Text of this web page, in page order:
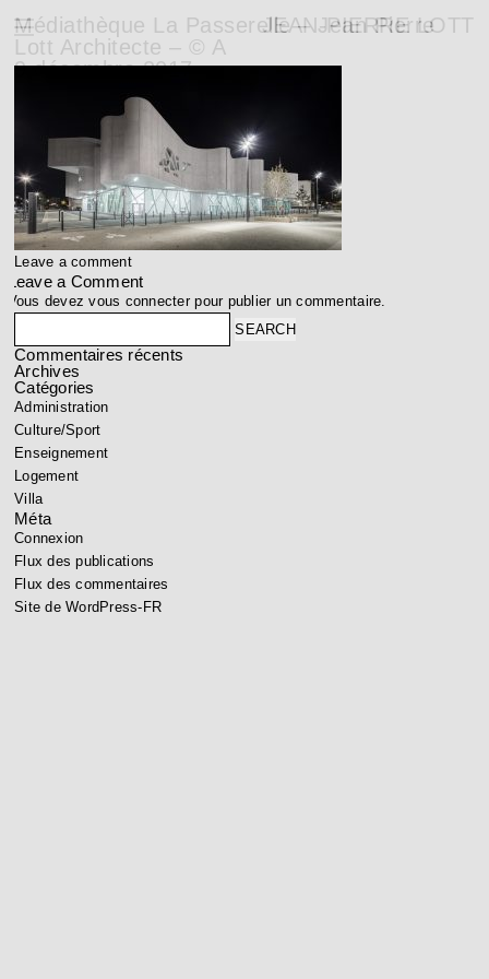
JEAN-PIERRE LOTT
Médiathèque La Passerelle – Jean Pierre
Lott Architecte – © A
9 décembre 2017
Leave a comment
Leave a Comment
Vous devezvous connecterpour publier un commentaire.
Commentaires récents
Archives
Catégories
Administration
Culture/Sport
Enseignement
Logement
Villa
Méta
Connexion
Flux des publications
Flux des commentaires
Site de WordPress-FR